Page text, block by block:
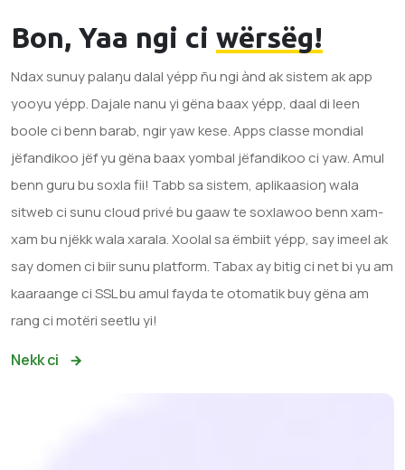
Bon, Yaa ngi ci wërsëg!
Ndax sunuy palaŋu dalal yépp ñu ngi ànd ak sistem ak app
yooyu yépp. Dajale nanu yi gëna baax yépp, daal di leen
boole ci benn barab, ngir yaw kese. Apps classe mondial
jëfandikoo jëf yu gëna baax yombal jëfandikoo ci yaw. Amul
benn guru bu soxla fii! Tabb sa sistem, aplikaasioŋ wala
sitweb ci sunu cloud privé bu gaaw te soxlawoo benn xam-
xam bu njëkk wala xarala. Xoolal sa ëmbiit yépp, say imeel ak
say domen ci biir sunu platform. Tabax ay bitig ci net bi yu am
kaaraange ci SSL bu amul fayda te otomatik buy gëna am
rang ci motëri seetlu yi!
Nekk ci